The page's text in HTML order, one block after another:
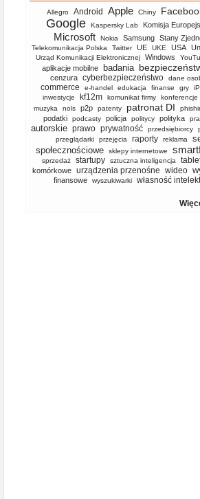
Allegro Android Apple Chiny
Google Kaspersky Lab Komisja
Microsoft Nokia Samsung Stany
Telekomunikacja Polska Twitter UE UKE USA
Urząd Komunikacji Elektronicznej Windows
aplikacje mobilne badania
cenzura cyberbezpieczeństwo dane
commerce
e-handel edukacja finanse gry
inwestycje kf12m komunikat firmy konferencje
muzyka nols p2p patenty patronat DI
podatki podcasty policja politycy polityka
autorskie prawo prywatność przedsiębiorcy
przeglądarki
przejęcia raporty reklama
społecznościowe
sklepy internetowe
sprzedaż
startupy sztuczna inteligencja
komórkowe
urządzenia przenośne wideo
finansowe
wyszukiwarki własność